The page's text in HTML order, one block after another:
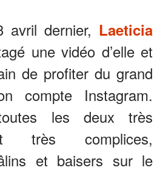
avril dernier, Laeticia
une vidéo d’elle et
de profiter du grand
compte Instagram.
les deux très
très complices,
et baisers sur le